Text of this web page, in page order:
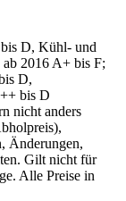
D, Kühl- und
2016 A+ bis F;
D,
bis D
nicht anders
Änderungen,
Gilt nicht für
Alle Preise in